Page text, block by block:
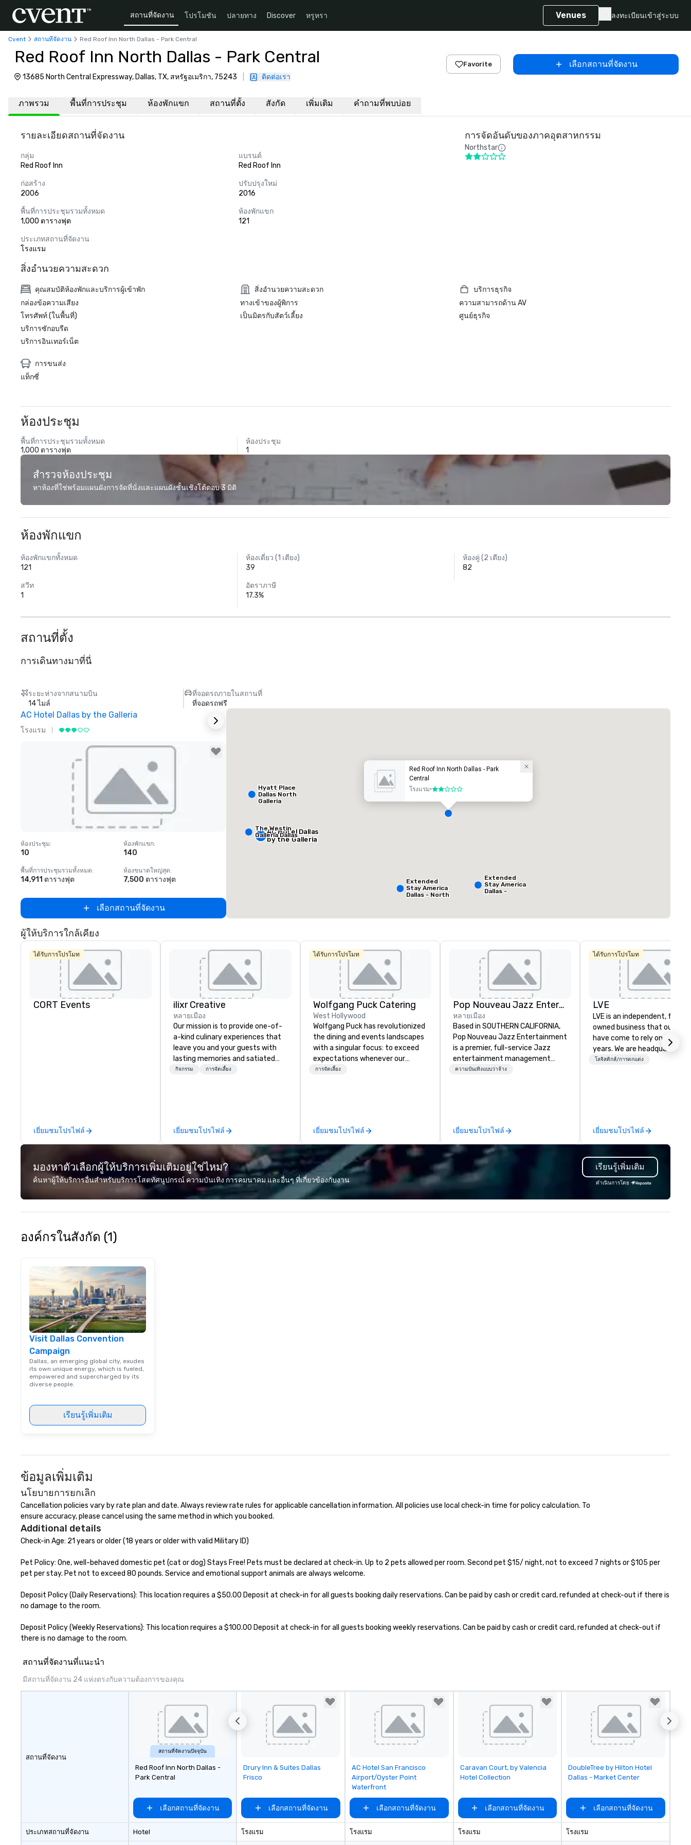
สถานที่จัดงาน โปรโมชัน ปลายทาง Discover หรูหรา Venues ลงทะเบียนเข้าสู่ระบบ
Cvent สถานที่จัดงาน Red Roof Inn North Dallas - Park Central
Red Roof Inn North Dallas - Park Central
13685 North Central Expressway, Dallas, TX, สหรัฐอเมริกา, 75243 ติดต่อเรา
Favorite เลือกสถานที่จัดงาน
ภาพรวม พื้นที่การประชุม ห้องพักแขก สถานที่ตั้ง สังกัด เพิ่มเติม คำถามที่พบบ่อย
รายละเอียดสถานที่จัดงาน
กลุ่ม
Red Roof Inn
แบรนด์
Red Roof Inn
ก่อสร้าง
2006
ปรับปรุงใหม่
2016
พื้นที่การประชุมรวมทั้งหมด
1,000 ตารางฟุต
ห้องพักแขก
121
ประเภทสถานที่จัดงาน
โรงแรม
การจัดอันดับของภาคอุตสาหกรรม
Northstar
สิ่งอำนวยความสะดวก
คุณสมบัติห้องพักและบริการผู้เข้าพัก
กล่องข้อความเสียง
โทรศัพท์ (ในพื้นที่)
บริการซักอบรีด
บริการอินเทอร์เน็ต
สิ่งอำนวยความสะดวก
ทางเข้าของผู้พิการ
เป็นมิตรกับสัตว์เลี้ยง
บริการธุรกิจ
ความสามารถด้าน AV
ศูนย์ธุรกิจ
การขนส่ง
แท็กซี่
ห้องประชุม
พื้นที่การประชุมรวมทั้งหมด
1,000 ตารางฟุต
ห้องประชุม
1
สำรวจห้องประชุม
หาห้องที่ใช่พร้อมแผนผังการจัดที่นั่งและแผนผังชั้นเชิงโต้ตอบ 3 มิติ
ห้องพักแขก
ห้องพักแขกทั้งหมด
121
ห้องเดี่ยว (1 เตียง)
39
ห้องคู่ (2 เตียง)
82
สวีท
1
อัตราภาษี
17.3%
สถานที่ตั้ง
การเดินทางมาที่นี่
ระยะห่างจากสนามบิน
14 ไมล์
ที่จอดรถภายในสถานที่
ที่จอดรถฟรี
AC Hotel Dallas by the Galleria
โรงแรม
Removed from favorites
ห้องประชุม:
10
ห้องพักแขก:
140
พื้นที่การประชุมรวมทั้งหมด:
14,911 ตารางฟุต
ห้องขนาดใหญ่สุด:
7,500 ตารางฟุต
เลือกสถานที่จัดงาน
Removed from favorites
650 ตารางฟุต
Red Roof Inn North Dallas - Park
Central
โรงแรม•2 จาก 5
AC Hotel Dallas
by the Galleria
The Westin
Galleria Dallas
Wyndham
Dallas North
Extended
Stay America
Dallas - North
Hyatt Place
Dallas North
Galleria
Extended
Stay America
Dallas -
ผู้ให้บริการใกล้เคียง
ได้รับการโปรโมท
CORT Events
เยี่ยมชมโปรไฟล์
ilixr Creative
หลายเมือง
Our mission is to provide one-of-
a-kind culinary experiences that
leave you and your guests with
lasting memories and satiated
palates. Every detail is
brings a level of excellence rarely
found in the catering industry.
กิจกรรม การจัดเลี้ยง
เยี่ยมชมโปรไฟล์
ได้รับการโปรโมท
Wolfgang Puck Catering
West Hollywood
Wolfgang Puck has revolutionized
the dining and events landscapes
with a singular focus: to exceed
expectations whenever our
guests gather for a meal.
team continues to set the
standard for culinary excellence,
bringing Wolfgang’s legendary
combination of innovative cuisine
and refined service to the worlds’
most renowned and demanding
corporate, cultural and
entertainment clients.
การจัดเลี้ยง
เยี่ยมชมโปรไฟล์
Pop Nouveau Jazz Entertainment
หลายเมือง
Based in SOUTHERN CALIFORNIA,
Pop Nouveau Jazz Entertainment
is a premier, full-service Jazz
entertainment management
company specializing in a
that your clients and audiences
talk about with enthusiasm after
every event! ► What makes our
approach special is the
"Recognition Factor." When an
Spears, Bruno Mars, or Beatles
melody reimagined through a
an immersive experience. We
engaged and energized
experience performing at
perfect soundtrack to enhance
dinner which lead right into an
unforgettable all night dance
party! Pop Nouveau will be there
every step of the way to make
planning your wedding day a
every budget.
ความบันเทิงแบบว่าจ้าง
เยี่ยมชมโปรไฟล์
ได้รับการโปรโมท
LVE
LVE is an independent, family
owned business that our
have come to rely on for
years. We are headquartered
Las Vegas and have satellite
capabilities in general
contracting, custom exhibit
building, graphic design,
and logistics. We are able to
troubleshoot any problem
our extensive knowledge and
implement the right
โลจิสติกส์/การตกแต่ง
เยี่ยมชมโปรไฟล์
มองหาตัวเลือกผู้ให้บริการเพิ่มเติมอยู่ใช่ไหม?
ค้นหาผู้ให้บริการอื่นสำหรับบริการโสตทัศนูปกรณ์ ความบันเทิง การคมนาคม และอื่นๆ ที่เกี่ยวข้องกับงาน
เรียนรู้เพิ่มเติม
ดำเนินการโดย
องค์กรในสังกัด (1)
Visit Dallas Convention
Campaign
Dallas, an emerging global city, exudes
its own unique energy, which is fueled,
empowered and supercharged by its
diverse people.
เรียนรู้เพิ่มเติม
ข้อมูลเพิ่มเติม
นโยบายการยกเลิก
Cancellation policies vary by rate plan and date. Always review rate rules for applicable cancellation information. All policies use local check-in time for policy calculation. To
ensure accuracy, please cancel using the same method in which you booked.
Additional details
Check-in Age: 21 years or older (18 years or older with valid Military ID)
Pet Policy: One, well-behaved domestic pet (cat or dog) Stays Free! Pets must be declared at check-in. Up to 2 pets allowed per room. Second pet $15/ night, not to exceed 7 nights or $105 per
pet per stay. Pet not to exceed 80 pounds. Service and emotional support animals are always welcome.
Deposit Policy (Daily Reservations): This location requires a $50.00 Deposit at check-in for all guests booking daily reservations. Can be paid by cash or credit card, refunded at check-out if there is
no damage to the room.
Deposit Policy (Weekly Reservations): This location requires a $100.00 Deposit at check-in for all guests booking weekly reservations. Can be paid by cash or credit card, refunded at check-out if
there is no damage to the room.
สถานที่จัดงานที่แนะนำ
มีสถานที่จัดงาน 24 แห่งตรงกับความต้องการของคุณ
สถานที่จัดงาน
ประเภทสถานที่จัดงาน
สถานที่จัดงานปัจจุบัน
Red Roof Inn North Dallas -
Park Central
เลือกสถานที่จัดงาน
Hotel
Removed from favorites
Drury Inn & Suites Dallas
Frisco
เลือกสถานที่จัดงาน
โรงแรม
Removed from favorites
AC Hotel San Francisco
Airport/Oyster Point
Waterfront
เลือกสถานที่จัดงาน
โรงแรม
Removed from favorites
Caravan Court, by Valencia
Hotel Collection
เลือกสถานที่จัดงาน
โรงแรม
Removed from favorites
DoubleTree by Hilton Hotel
Dallas - Market Center
เลือกสถานที่จัดงาน
โรงแรม